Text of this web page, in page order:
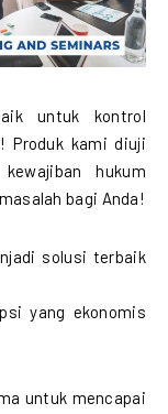
untuk kontrol
Produk kami diuji
hukum
bagi Anda!
solusi terbaik
yang ekonomis
untuk mencapai